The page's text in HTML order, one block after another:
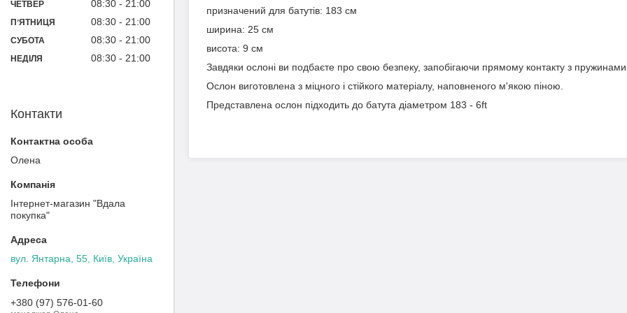
призначений для батутів: 183 см
ширина: 25 см
висота: 9 см
Завдяки ослоні ви подбаєте про свою безпеку, запобігаючи прямому контакту з
Ослон виготовлена з міцного і стійкого матеріалу, наповненого м'якою піною.
Представлена ослон підходить до батута діаметром 183 - 6ft
ЧЕТВЕР 08:30 21:00
ПʼЯТНИЦЯ 08:30 21:00
СУБОТА 08:30 21:00
НЕДІЛЯ 08:30 21:00
Контакти
Олена
Інтернет-магазин "Вдала
покупка"
вул. Янтарна, 55, Київ, Україна
+380 (97) 576-01-60